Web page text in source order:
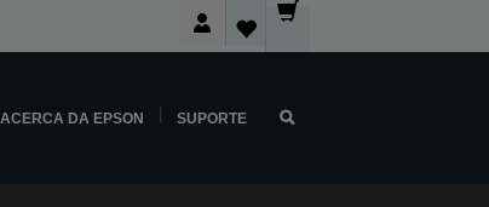
ACERCA DA EPSON SUPORTE